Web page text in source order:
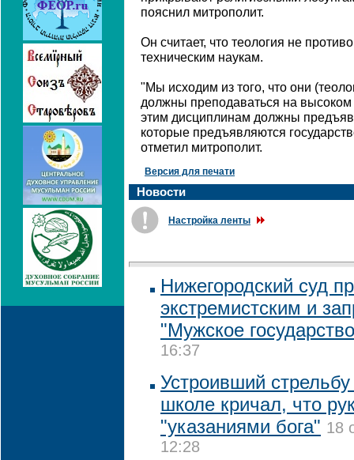
пояснил митрополит.
Он считает, что теология не
техническим наукам.
"Мы исходим из того, что они
должны преподаваться на
этим дисциплинам должны
которые предъявляются
отметил митрополит.
Версия для печати
Новости
Настройка ленты
Нижегородский суд
экстремистским и
"Мужское
16:37
Устроивший
школе кричал, что
"указаниями бога" 18
12:28